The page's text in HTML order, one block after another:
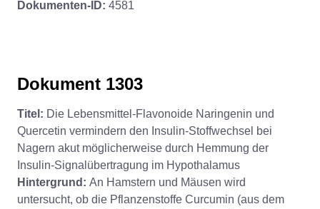
Dokumenten-ID: 4581
Dokument 1303
Titel: Die Lebensmittel-Flavonoide Naringenin und
Quercetin vermindern den Insulin-Stoffwechsel bei
Nagern akut möglicherweise durch Hemmung der
Insulin-Signalübertragung im Hypothalamus
Hintergrund: An Hamstern und Mäusen wird
untersucht, ob die Pflanzenstoffe Curcumin (aus dem